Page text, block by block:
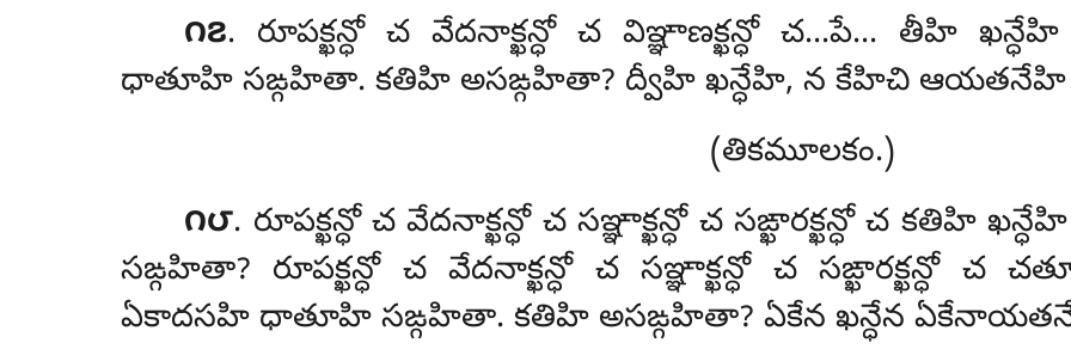
౧౭. రూపక్ఖన్ధో చ వేదనాక్ఖన్ధో చ విఞ్ఞాణక్ఖన్ధో చ…పే… తీహి
ధాతూహి సఙ్గహితా. కతిహి అసఙ్గహితా? ద్వీహి ఖన్ధేహి, న కేహిచి
(తికమూలకం.)
౧౮. రూపక్ఖన్ధోచ వేదనాక్ఖన్ధో చ సఞ్ఞాక్ఖన్ధో చ సఙ్ఖారక్ఖన్ధో చ
సఙ్గహితా? రూపక్ఖన్ధో చ వేదనాక్ఖన్ధో చ సఞ్ఞాక్ఖన్ధో చ సఙ్ఖారక్ఖన్ధో
ఏకాదసహి ధాతూహి సఙ్గహితా. కతిహి అసఙ్గహితా? ఏకేన ఖన్ధేన